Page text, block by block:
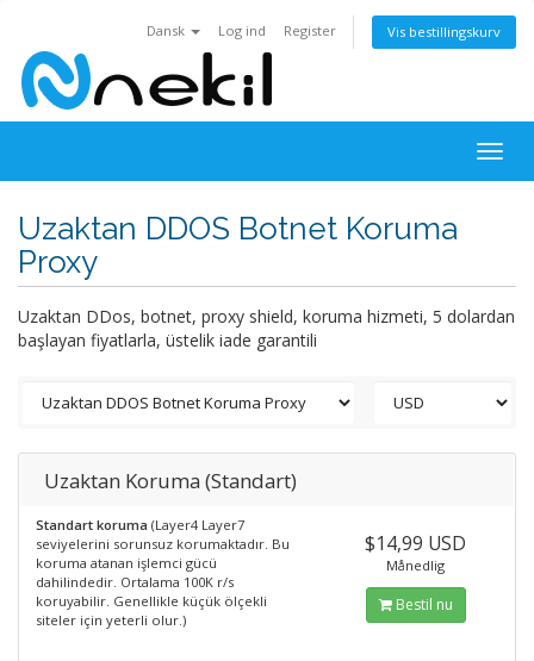
Dansk Log ind Register Vis bestillingskurv
Uzaktan DDOS Botnet Koruma
Proxy
Uzaktan DDos, botnet, proxy shield, koruma hizmeti, 5 dolardan
başlayan fiyatlarla, üstelik iade garantili
Uzaktan Koruma (Standart)
Standart koruma (Layer4 Layer7
seviyelerini sorunsuz korumaktadır. Bu
koruma atanan işlemci gücü
dahilindedir. Ortalama 100K r/s
koruyabilir. Genellikle küçük ölçekli
siteler için yeterli olur.)
$14,99 USD
Månedlig
Bestil nu